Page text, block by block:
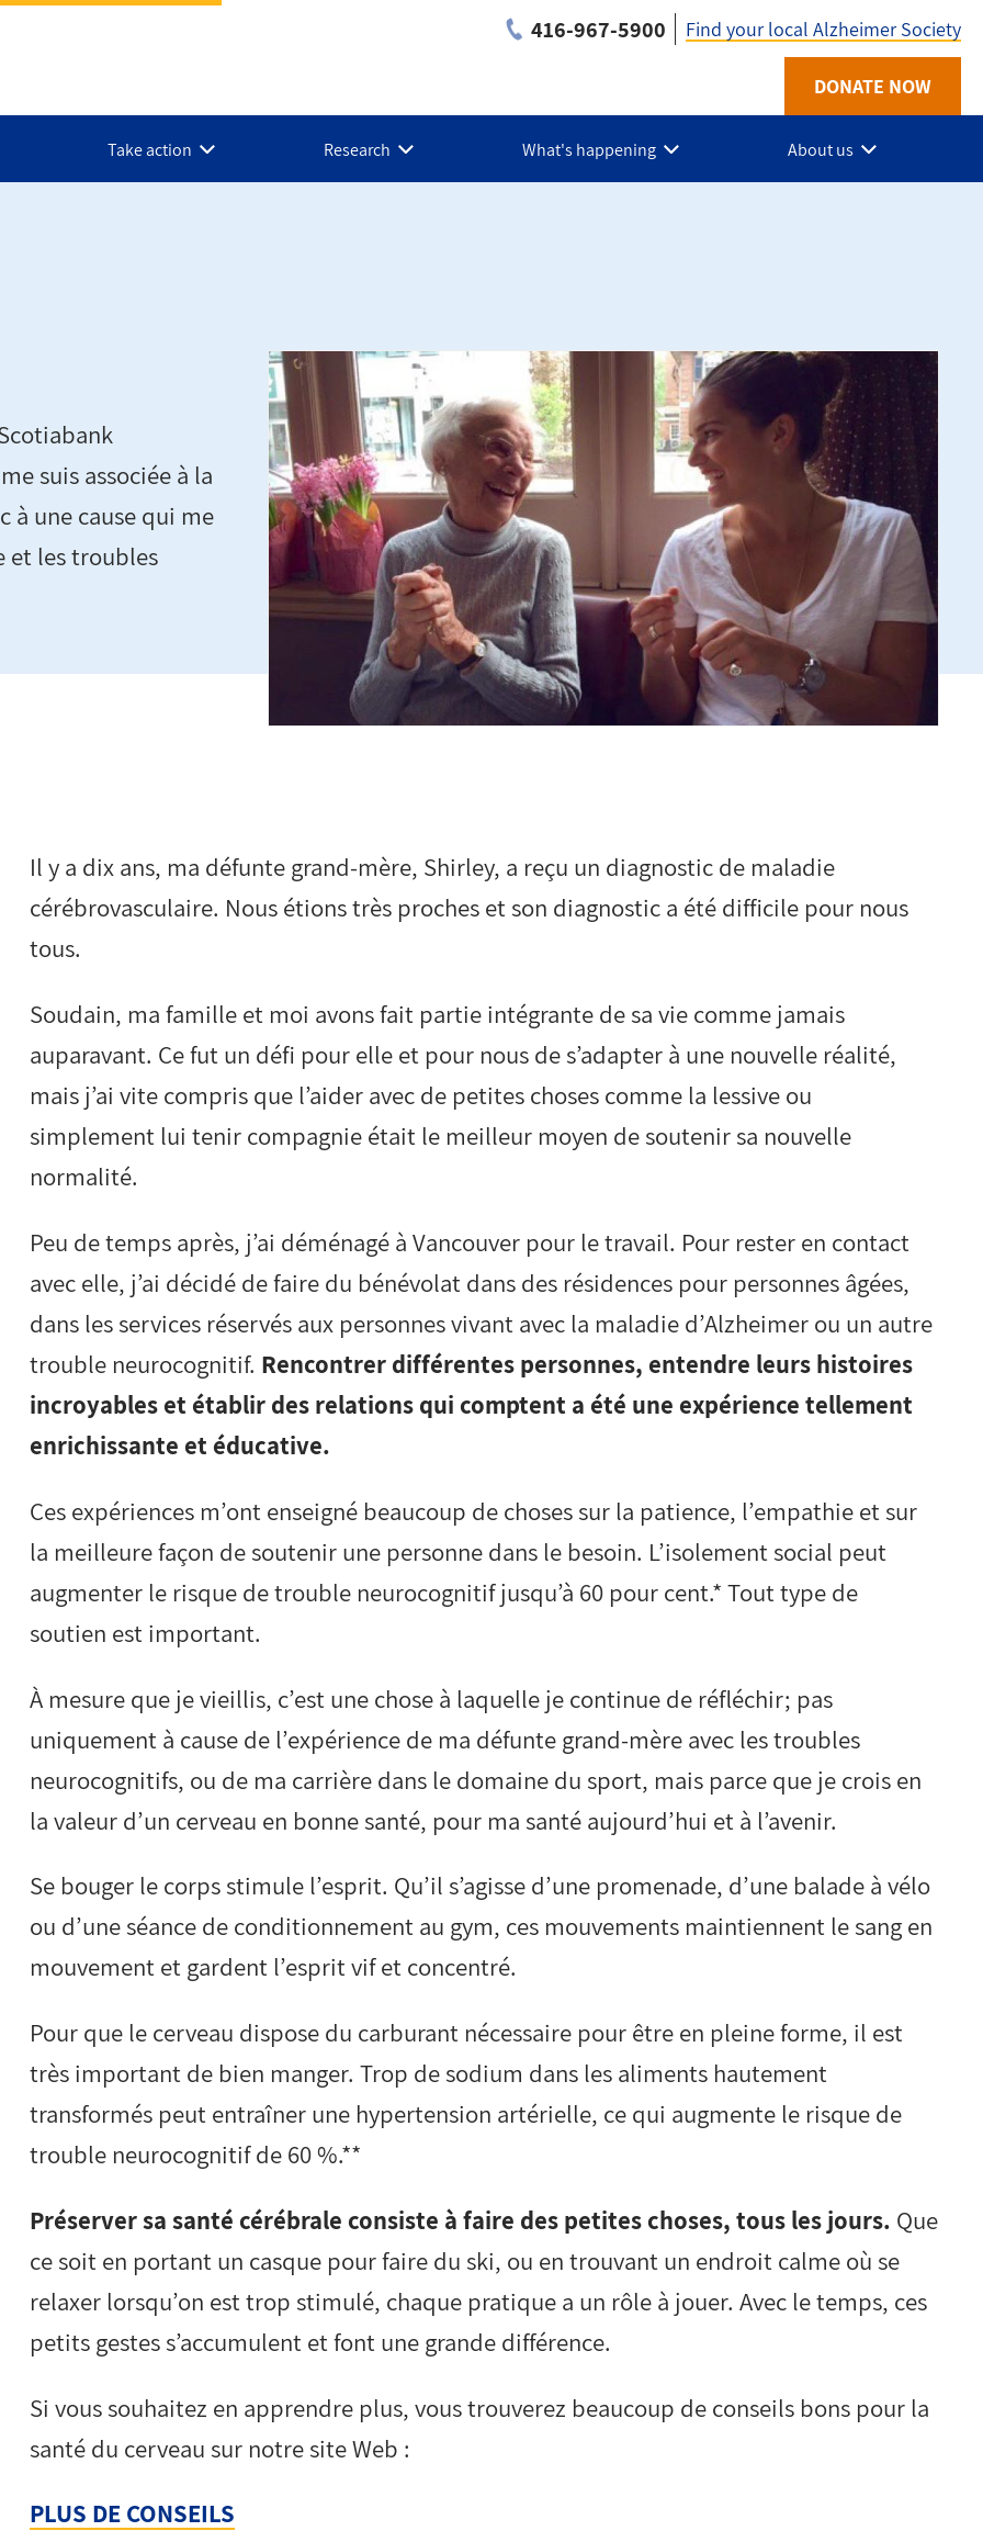
416-967-5900
-
ON
Find your local Alzheimer Society
DONATE NOW
Take action Research What's happening About us
suis associée à la
à une cause qui me
et les troubles
Il y a dix ans, ma défunte grand-mère, Shirley, a reçu un diagnostic de maladie
cérébrovasculaire. Nous étions très proches et son diagnostic a été difficile pour nous
tous.
Soudain, ma famille et moi avons fait partie intégrante de sa vie comme jamais
auparavant. Ce fut un défi pour elle et pour nous de s’adapter à une nouvelle réalité,
mais j’ai vite compris que l’aider avec de petites choses comme la lessive ou
simplement lui tenir compagnie était le meilleur moyen de soutenir sa nouvelle
normalité.
Peu de temps après, j’ai déménagé à Vancouver pour le travail. Pour rester en contact
avec elle, j’ai décidé de faire du bénévolat dans des résidences pour personnes âgées,
dans les services réservés aux personnes vivant avec la maladie d’Alzheimer ou un autre
trouble neurocognitif. Rencontrer différentes personnes, entendre leurs histoires
incroyables et établir des relations qui comptent a été une expérience tellement
enrichissante et éducative.
Ces expériences m’ont enseigné beaucoup de choses sur la patience, l’empathie et sur
la meilleure façon de soutenir une personne dans le besoin. L’isolement social peut
augmenter le risque de trouble neurocognitif jusqu’à 60 pour cent.* Tout type de
soutien est important.
À mesure que je vieillis, c’est une chose à laquelle je continue de réfléchir; pas
uniquement à cause de l’expérience de ma défunte grand-mère avec les troubles
neurocognitifs, ou de ma carrière dans le domaine du sport, mais parce que je crois en
la valeur d’un cerveau en bonne santé, pour ma santé aujourd’hui et à l’avenir.
Se bouger le corps stimule l’esprit. Qu’il s’agisse d’une promenade, d’une balade à vélo
ou d’une séance de conditionnement au gym, ces mouvements maintiennent le sang en
mouvement et gardent l’esprit vif et concentré.
Pour que le cerveau dispose du carburant nécessaire pour être en pleine forme, il est
très important de bien manger. Trop de sodium dans les aliments hautement
transformés peut entraîner une hypertension artérielle, ce qui augmente le risque de
trouble neurocognitif de 60 %.**
Préserver sa santé cérébrale consiste à faire des petites choses, tous les jours. Que
ce soit en portant un casque pour faire du ski, ou en trouvant un endroit calme où se
relaxer lorsqu’on est trop stimulé, chaque pratique a un rôle à jouer. Avec le temps, ces
petits gestes s’accumulent et font une grande différence.
Si vous souhaitez en apprendre plus, vous trouverez beaucoup de conseils bons pour la
santé du cerveau sur notre site Web :
PLUS DE CONSEILS